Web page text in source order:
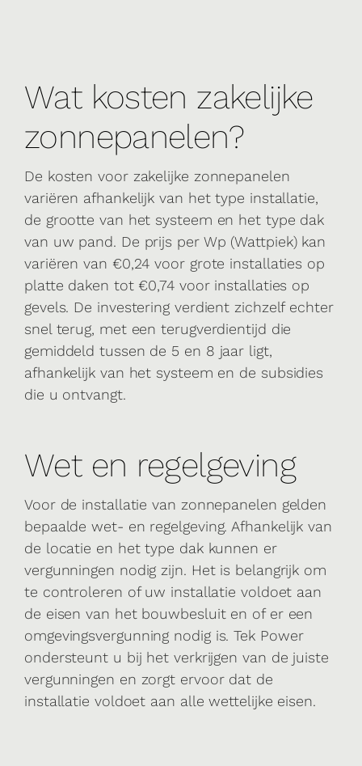
Wat kosten zakelijke
zonnepanelen?
De kosten voor zakelijke zonnepanelen
variëren afhankelijk van het type installatie,
de grootte van het systeem en het type dak
van uw pand. De prijs per Wp (Wattpiek) kan
variëren van €0,24 voor grote installaties op
platte daken tot €0,74 voor installaties op
gevels. De investering verdient zichzelf echter
snel terug, met een terugverdientijd die
gemiddeld tussen de 5 en 8 jaar ligt,
afhankelijk van het systeem en de subsidies
die u ontvangt.
Wet en regelgeving
Voor de installatie van zonnepanelen gelden
bepaalde wet- en regelgeving. Afhankelijk van
de locatie en het type dak kunnen er
vergunningen nodig zijn. Het is belangrijk om
te controleren of uw installatie voldoet aan
de eisen van het bouwbesluit en of er een
omgevingsvergunning nodig is. Tek Power
ondersteunt u bij het verkrijgen van de juiste
vergunningen en zorgt ervoor dat de
installatie voldoet aan alle wettelijke eisen.